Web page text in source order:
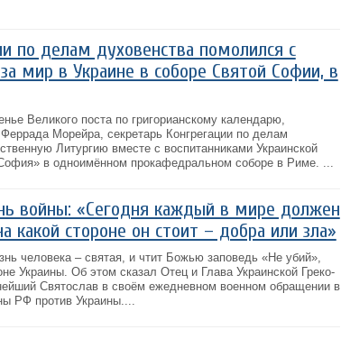
по делам духовенства помолился с
мир в Украине в соборе Святой Софии, в
Великого поста по григорианскому календарю,
Морейра, секретарь Конгрегации по делам
Литургию вместе с воспитанниками Украинской
в одноимённом прокафедральном соборе в Риме. ...
войны: «Сегодня каждый в мире должен
какой стороне он стоит – добра или зла»
человека – святая, и чтит Божью заповедь «Не убий»,
Украины. Об этом сказал Отец и Глава Украинской Греко-
Святослав в своём ежедневном военном обращении в
РФ против Украины....